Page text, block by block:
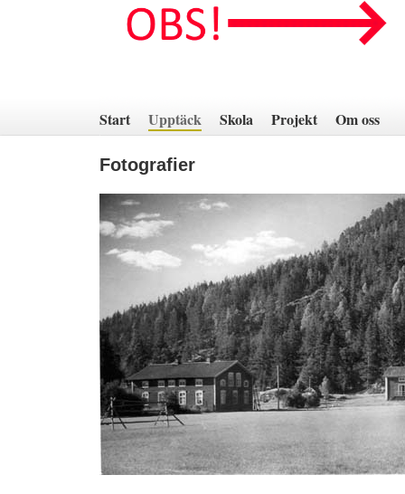
innehåll
Start Upptäck Skola Projekt Om oss
Fotografier